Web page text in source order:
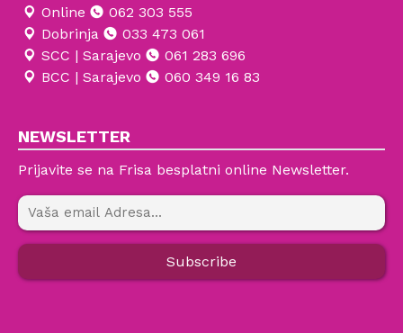
Online
062 303 555
Dobrinja
033 473 061
SCC | Sarajevo
061 283 696
BCC | Sarajevo
060 349 16 83
NEWSLETTER
Prijavite se na Frisa besplatni online Newsletter.